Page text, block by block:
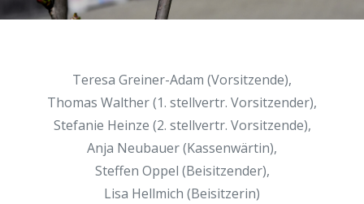
Teresa Greiner-Adam (Vorsitzende),
Thomas Walther (1. stellvertr. Vorsitzender),
Stefanie Heinze (2. stellvertr. Vorsitzende),
Anja Neubauer (Kassenwärtin),
Steffen Oppel (Beisitzender),
Lisa Hellmich (Beisitzerin)